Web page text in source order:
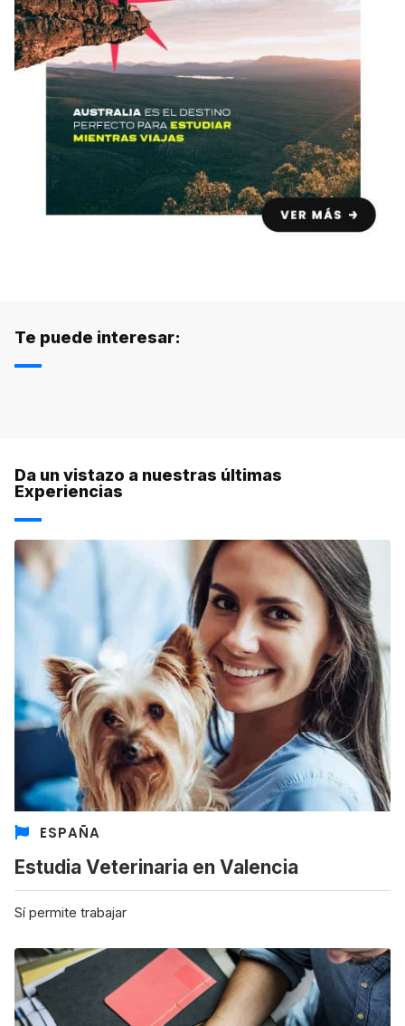
Te puede interesar:
Da un vistazo a nuestras últimas
Experiencias
ESPAÑA
Estudia Veterinaria en Valencia
Sí permite trabajar